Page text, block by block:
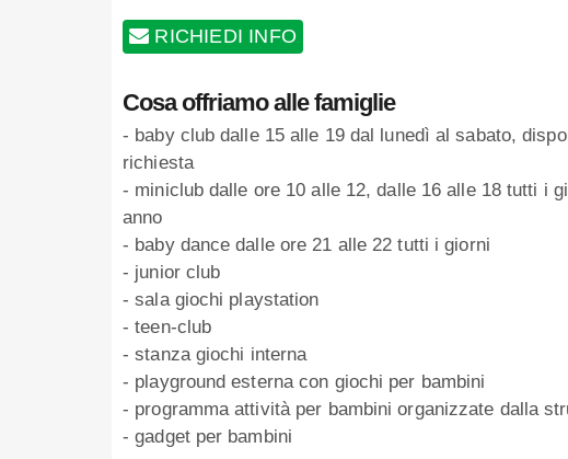
RICHIEDI INFO
Cosa offriamo alle famiglie
- baby club dalle 15 alle 19 dal lunedì al sabato,
richiesta
- miniclub dalle ore 10 alle 12, dalle 16 alle 18 tutti i
anno
- baby dance dalle ore 21 alle 22 tutti i giorni
- junior club
- sala giochi playstation
- teen-club
- stanza giochi interna
- playground esterna con giochi per bambini
- programma attività per bambini organizzate dalla
- gadget per bambini